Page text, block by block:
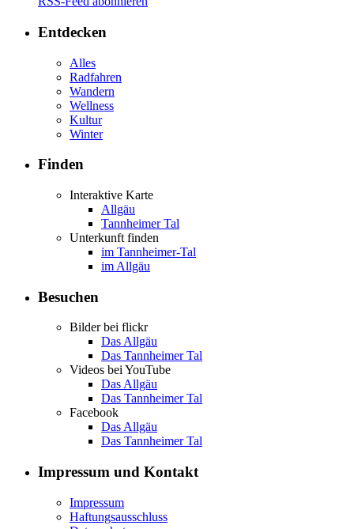
Entdecken
Alles
Radfahren
Wandern
Wellness
Kultur
Winter
Finden
Interaktive Karte
Allgäu
Tannheimer Tal
Unterkunft finden
im Tannheimer-Tal
im Allgäu
Besuchen
Bilder bei flickr
Das Allgäu
Das Tannheimer Tal
Videos bei YouTube
Das Allgäu
Das Tannheimer Tal
Facebook
Das Allgäu
Das Tannheimer Tal
Impressum und Kontakt
Impressum
Haftungsausschluss